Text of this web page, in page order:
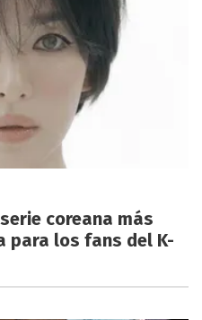
coreana más
para los fans del K-